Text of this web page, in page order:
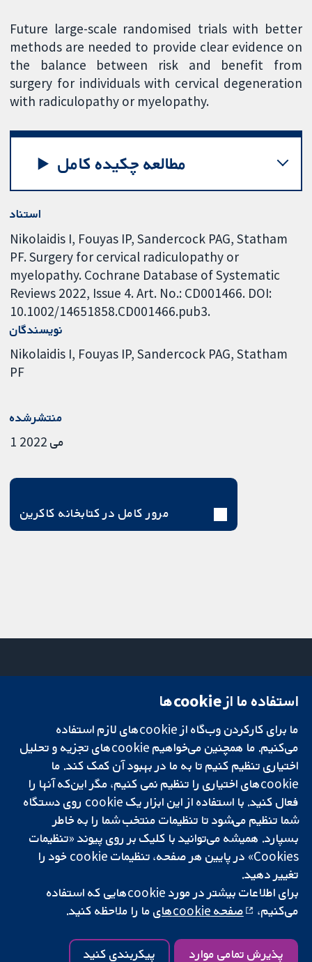
Future large-scale randomised trials with better
methods are needed to provide clear evidence on
the balance between risk and benefit from
surgery for individuals with cervical degeneration
with radiculopathy or myelopathy.
مطالعه چکیده کامل
استناد
Nikolaidis I, Fouyas IP, Sandercock PAG, Statham
PF. Surgery for cervical radiculopathy or
myelopathy. Cochrane Database of Systematic
Reviews 2022, Issue 4. Art. No.: CD001466. DOI:
10.1002/14651858.CD001466.pub3.
نویسندگان
Nikolaidis I Fouyas IP Sandercock PAG Statham
PF
منتشرشده
1 می 2022
مرور کامل در کتابخانه کاکرین
تحقیقات قابل
اعتماد.
تصمیم‌گیری آگاهانه.
سلامت بهتر.
میدان کاوندیش
لندن
W1G 0AN
بریتانیا
دفتر رسانه‌ای
درباره ما
فرصت‌های
شغلی
Cochrane
Library
شبکه همکاری کاکرین، یک مؤسسه خیریه (شماره 1045921) و یک شرکت با
و ولز است. شماره ثبت مالیات بر ارزش افزوده: GB 718 2127 49.
کپی‌رایت © ۲۰۲۵ همکاری کاکرین
شرایط و ضوابط وب‌سایت|سلب مسئولیت|حریم خصوصی
کوکی‌ها| تنظیمات کوکی
استفاده ما از cookie‌ها
ما برای کارکردن وب‌گاه از cookie‌های لازم استفاده
می‌کنیم. ما همچنین می‌خواهیم cookie‌های تجزیه و تحلیل
اختیاری تنظیم کنیم تا به ما در بهبود آن کمک کند. ما
cookie‌های اختیاری را تنظیم نمی کنیم، مگر این‌که آنها را
فعال کنید. با استفاده از این ابزار یک cookie‌ روی دستگاه
شما تنظیم می‌شود تا تنظیمات منتخب شما را به خاطر
بسپارد. همیشه می‌توانید با کلیک بر روی پیوند «تنظیمات
Cookies» در پایین هر صفحه، تنظیمات cookie‌ خود را
تغییر دهید.
برای اطلاعات بیشتر در مورد cookie‌هایی که استفاده
می‌کنیم،
صفحه cookie‌های ما را ملاحظه کنید.
پذیرش تمامی موارد پیکربندی کنید